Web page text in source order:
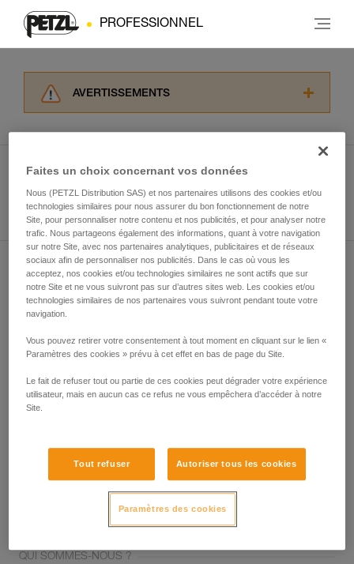
PROFESSIONNEL
AVERTISSEMENTS
informations de la notice technique pour
d’informations.
Maîtriser ces techniques nécessite une
formation et un entraînement spécifique. Validez
avec un professionnel votre capacité à refaire
la manipulation, seul, en toute sécurité, avant
de la reproduire en autonomie.
Nous donnons des exemples de techniques
Voir tous les conseils
Abonnez-vous à la newsletter
et restez connecté à notre actualité
Email *
Rejoignez la communauté !
QUI SOMMES-NOUS ?
Faites un choix concernant vos données
Nous (PETZL Distribution SAS) et nos partenaires utilisons des cookies et/ou
technologies similaires pour nous assurer du bon fonctionnement de notre
Site, pour personnaliser notre contenu et nos publicités, et pour analyser notre
trafic. Nous partageons également des informations, quant à votre navigation
sur notre Site, avec nos partenaires analytiques, publicitaires et de réseaux
sociaux afin de personnaliser nos publicités. Dans le cas où vous les
acceptez, nos cookies et/ou technologies similaires ne sont actifs que sur
notre Site et ne vous suivront pas sur d’autres sites web. Les cookies et/ou
technologies similaires de nos partenaires vous suivront pendant toute votre
navigation.
Vous pouvez retirer votre consentement à tout moment en cliquant sur le lien «
Paramètres des cookies » prévu à cet effet en bas de page du Site.
Le fait de refuser tout ou partie de ces cookies peut dégrader votre expérience
utilisateur, mais en aucun cas ce refus ne vous empêchera d’accéder à notre
Site.
Tout refuser Autoriser tous les cookies
Paramètres des cookies